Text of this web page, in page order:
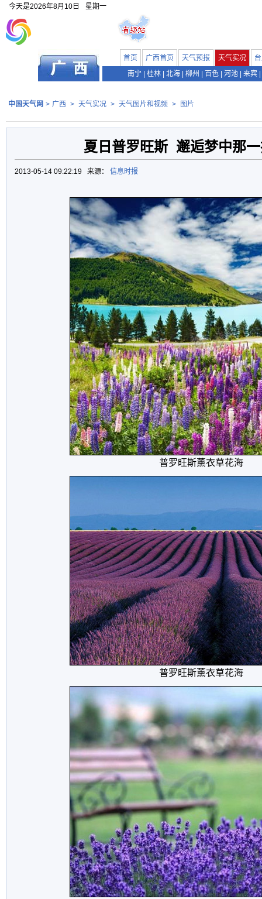
今天是2026年8月10日 星期一
首页 广西首页 天气预报 天气实况
南宁
桂林 北海 柳州 百色 河池 来宾
中国天气网 > 广西 > 天气实况 > 天气图片和视频 > 图片
夏日普罗旺斯 邂逅梦中那
2013-05-14 09:22:19 来源： 信息时报
普罗旺斯薰衣草花海
普罗旺斯薰衣草花海